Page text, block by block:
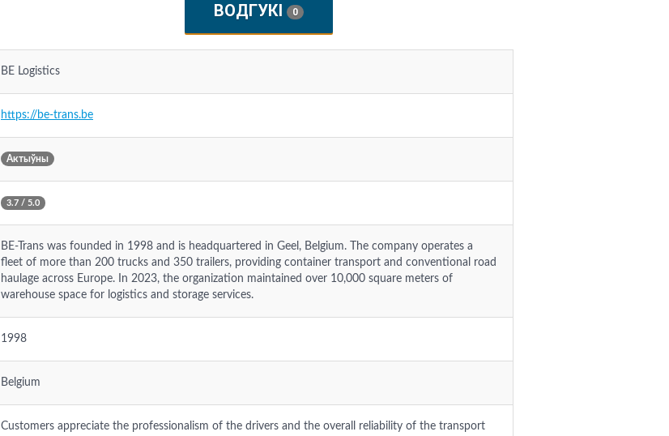
ВОДГУКІ 0
BE Logistics
https://be-trans.be
Актыўны
3.7 / 5.0
BE-Trans was founded in 1998 and is headquartered in Geel, Belgium. The company operates a
fleet of more than 200 trucks and 350 trailers, providing container transport and conventional road
haulage across Europe. In 2023, the organization maintained over 10,000 square meters of
warehouse space for logistics and storage services.
1998
Belgium
Customers appreciate the professionalism of the drivers and the overall reliability of the transport